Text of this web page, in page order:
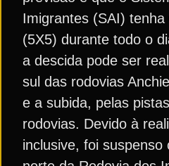
Imigrantes (SAI) tenha
(5X5) durante todo o
a descida pode ser
sul das rodovias
e a subida, pelas
rodovias. Devido à
inclusive, foi suspenso